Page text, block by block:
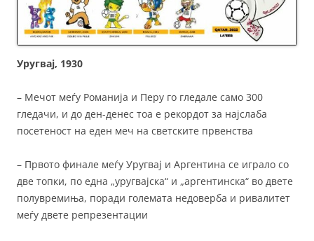
Уругвај, 1930
– Мечот меѓу Романија и Перу го гледале само 300
гледачи, и до ден-денес тоа е рекордот за најслаба
посетеност на еден меч на светските првенства
– Првото финале меѓу Уругвај и Аргентина се играло со
две топки, по една „уругвајска“ и „аргентинска“ во двете
полувремиња, поради големата недоверба и ривалитет
меѓу двете репрезентации